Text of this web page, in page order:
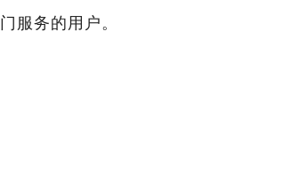
服务的用户。